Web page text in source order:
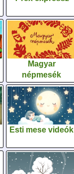
Magyar
népmesék
Esti mese videók